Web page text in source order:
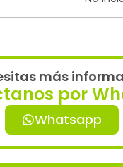
más
por
Whatsapp